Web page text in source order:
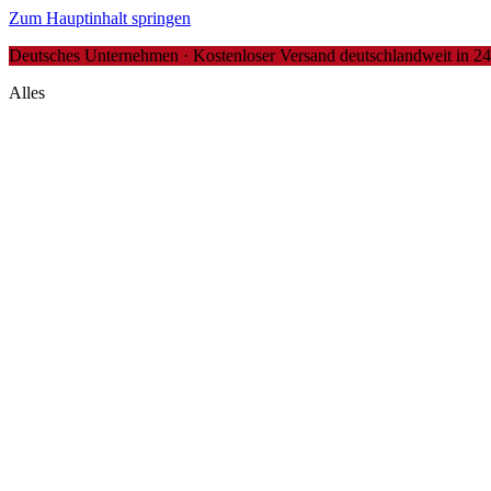
Zum Hauptinhalt springen
Deutsches Unternehmen · Kostenloser Versand deutschlandweit in
Alles